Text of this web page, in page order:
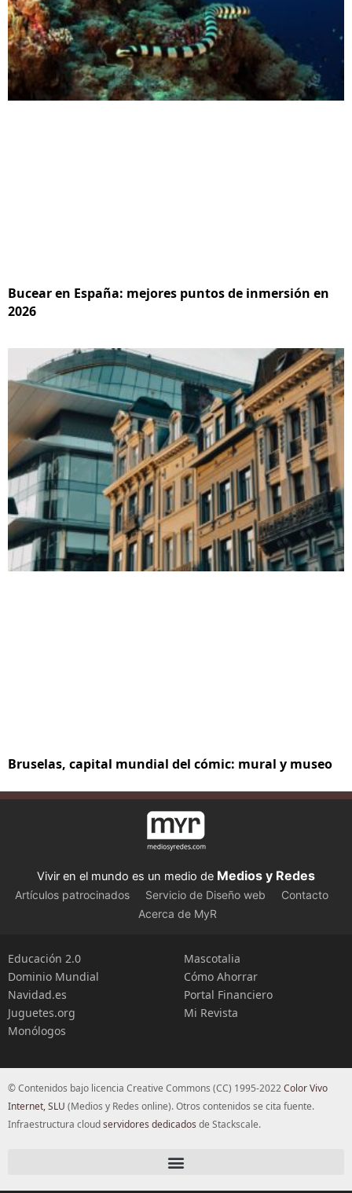
Bucear en España: mejores puntos de inmersión en
2026
Bruselas, capital mundial del cómic: mural y museo
Vivir en el mundo es un medio de Medios y Redes
Artículos patrocinados Servicio de Diseño web
Contacto
Acerca de MyR
Educación 2.0
Dominio Mundial
Navidad.es
Juguetes.org
Monólogos
Mascotalia
Cómo Ahorrar
Portal Financiero
Mi Revista
© Contenidos bajo licencia Creative Commons (CC) 1995-2022Color Vivo
Internet, SLU (Medios y Redes online). Otros contenidos se cita fuente.
Infraestructura cloudservidores dedicados de Stackscale.